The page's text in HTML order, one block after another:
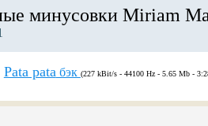
минусовки Miriam
Pata pata бэк (227 kBit/s - 44100 Hz - 5.65 Mb -